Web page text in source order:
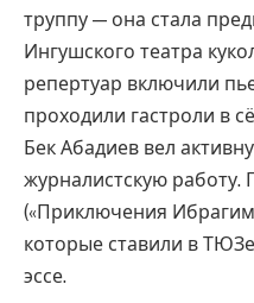
труппу — она стала
Ингушского театра
репертуар включили
проходили гастроли в
Бек Абадиев вел
журналистскую работу.
(«Приключения
которые ставили в
эссе.